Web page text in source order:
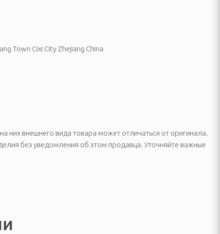
Town Cixi City Zhejiang China
внешнего вида товара может отличаться от оригинала.
без уведомления об этом продавца. Уточняйте важные